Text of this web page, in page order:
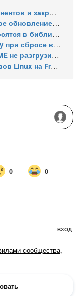
уязвимости GDM
Steam Frame Verified
автоматически
видеокарты
за 8 месяцев
Laptop 13 Pro